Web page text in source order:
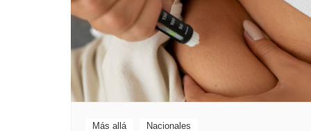
Más allá Nacionales